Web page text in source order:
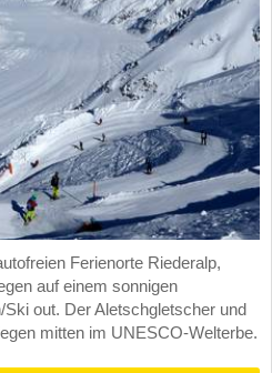
Ferienorte Riederalp,
auf einem sonnigen
out. Der Aletschgletscher und
mitten im UNESCO-Welterbe.